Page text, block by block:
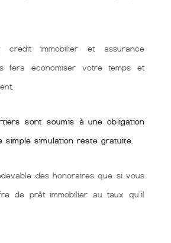
immobilier et assurance
fera économiser votre temps et
sont soumis à une obligation
simple simulation reste gratuite.
des honoraires que si vous
de prêt immobilier au taux qu'il